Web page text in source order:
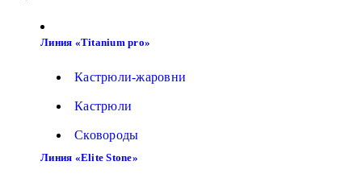
Линия «Titanium pro»
Кастрюли-жаровни
Кастрюли
Сковороды
Линия «Elite Stone»